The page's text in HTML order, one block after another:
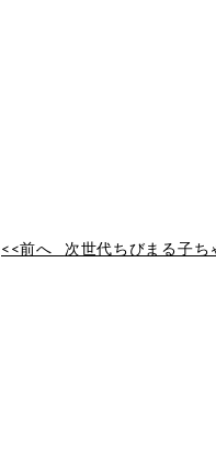
<<前へ 次世代ちびまる子ち